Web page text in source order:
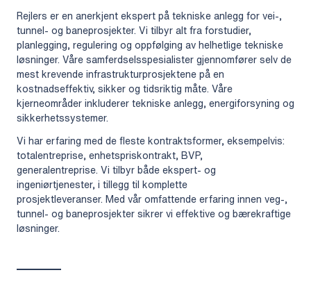
Rejlers er en anerkjent ekspert på tekniske anlegg for vei-,
tunnel- og baneprosjekter. Vi tilbyr alt fra forstudier,
planlegging, regulering og oppfølging av helhetlige tekniske
løsninger. Våre samferdselsspesialister gjennomfører selv de
mest krevende infrastrukturprosjektene på en
kostnadseffektiv, sikker og tidsriktig måte. Våre
kjerneområder inkluderer tekniske anlegg, energiforsyning og
sikkerhetssystemer.
Vi har erfaring med de fleste kontraktsformer, eksempelvis:
totalentreprise, enhetspriskontrakt, BVP,
generalentreprise. Vi tilbyr både ekspert- og
ingeniørtjenester, i tillegg til komplette
prosjektleveranser. Med vår omfattende erfaring innen veg-,
tunnel- og baneprosjekter sikrer vi effektive og bærekraftige
løsninger.